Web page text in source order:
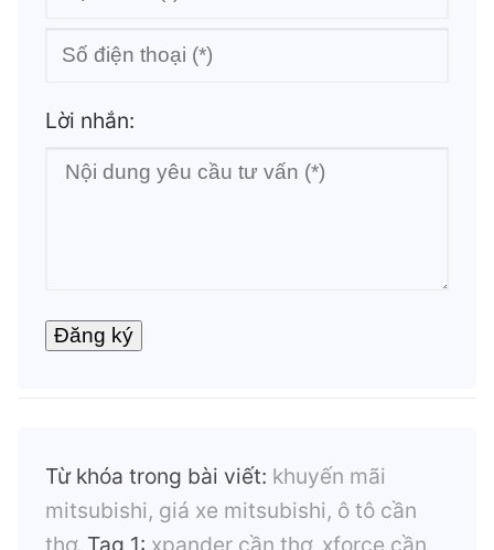
Lời nhắn:
Từ khóa trong bài viết: khuyến mãi
mitsubishi, giá xe mitsubishi, ô tô cần
thơ. Tag 1: xpander cần thơ, xforce cần